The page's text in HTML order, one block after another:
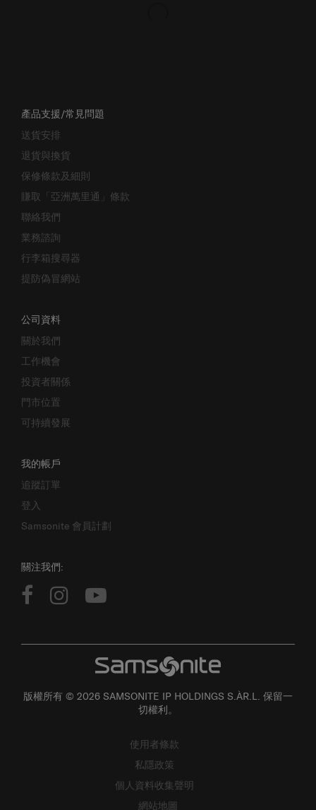
送貨安排
退貨與換貨
保修條款及細則
賺取「亞洲萬里通」條款
聯絡我們
業務諮詢
行李箱搜尋器
提防偽冒網站
關於我們
工作機會
投資者關係
門市位置
可持續發展
追蹤訂單
登入
Samsonite 會員計劃
切權利。
私隱政策
個人資料收集聲明
網站地圖